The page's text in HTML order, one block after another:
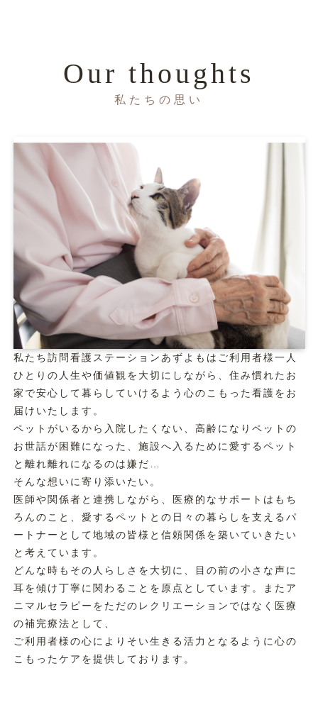
Our thoughts
私たちの思い
私たち訪問看護ステーションあずよもはご利用者様一人
ひとりの人生や価値観を大切にしながら、住み慣れたお
家で安心して暮らしていけるよう心のこもった看護をお
届けいたします。
ペットがいるから入院したくない、高齢になりペットの
お世話が困難になった、施設へ入るために愛するペット
と離れ離れになるのは嫌だ…
そんな想いに寄り添いたい。
医師や関係者と連携しながら、医療的なサポートはもち
ろんのこと、愛するペットとの日々の暮らしを支えるパ
ートナーとして地域の皆様と信頼関係を築いていきたい
と考えています。
どんな時もその人らしさを大切に、目の前の小さな声に
耳を傾け丁寧に関わることを原点としています。またア
ニマルセラピーをただのレクリエーションではなく医療
の補完療法として、
ご利用者様の心によりそい生きる活力となるように心の
こもったケアを提供しております。